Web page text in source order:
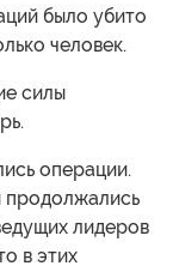
было убито
человек.
силы
операции.
продолжались
лидеров
в этих